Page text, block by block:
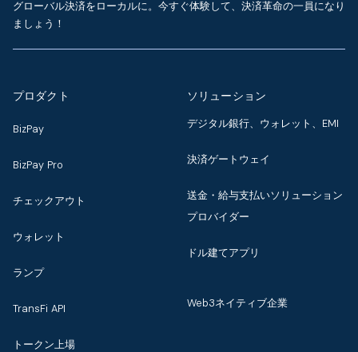
グローバル決済をローカルに。今すぐ体験して、決済革命の一員になり
ましょう！
プロダクト
BizPay
BizPay Pro
チェックアウト
ウォレット
ランプ
TransFi API
トークン上場
ソリューション
デジタル銀行、ウォレット、EMI
決済ゲートウェイ
送金・給与支払いソリューション
プロバイダー
ドル建てアプリ
Web3ネイティブ企業